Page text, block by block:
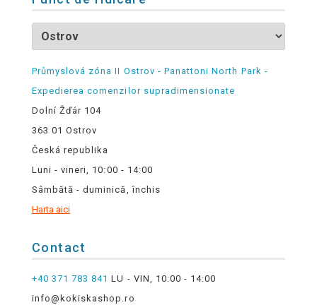
Průmyslová zóna II Ostrov - Panattoni North Park -
Expedierea comenzilor supradimensionate
Dolní Žďár 104
363 01 Ostrov
Česká republika
Luni - vineri, 10:00 - 14:00
Sâmbătă - duminică, închis
Harta aici
Contact
+40 371 783 841 LU - VIN, 10:00 - 14:00
info@kokiskashop.ro